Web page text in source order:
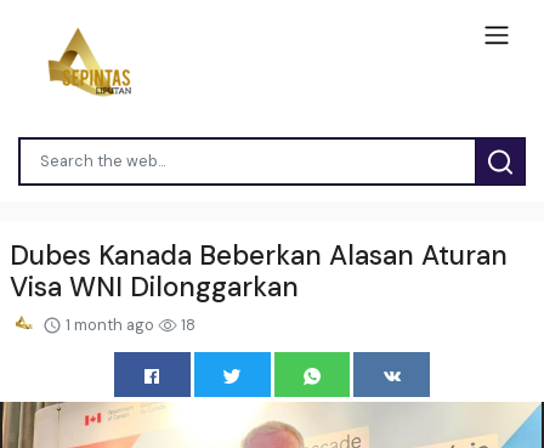
Dubes Kanada Beberkan Alasan Aturan
Visa WNI Dilonggarkan
1 month ago 18